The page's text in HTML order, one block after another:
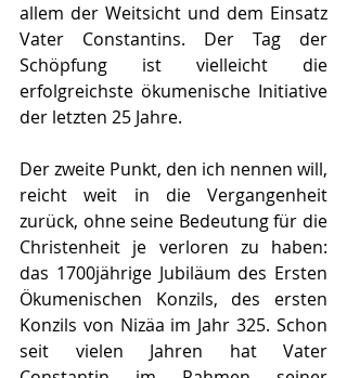
allem der Weitsicht und dem Einsatz
Vater Constantins. Der Tag der
Schöpfung ist vielleicht die
erfolgreichste ökumenische Initiative
der letzten 25 Jahre.
Der zweite Punkt, den ich nennen will,
reicht weit in die Vergangenheit
zurück, ohne seine Bedeutung für die
Christenheit je verloren zu haben:
das 1700jährige Jubiläum des Ersten
Ökumenischen Konzils, des ersten
Konzils von Nizäa im Jahr 325. Schon
seit vielen Jahren hat Vater